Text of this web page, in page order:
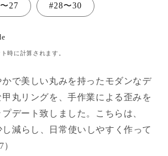
27 #28〜30
時に計算されます。
で美しい丸みを持ったモダンなデ
丸リングを、手作業による歪みを
デート致しました。こちらは、
減らし、日常使いしやすく作って